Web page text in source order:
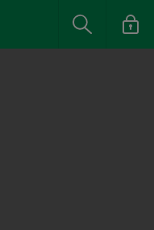
Rechercher
Se